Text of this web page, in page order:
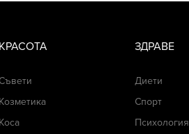
КРАСОТА
Козметика
Коса
ЗДРАВЕ
Диети
Спорт
Психология